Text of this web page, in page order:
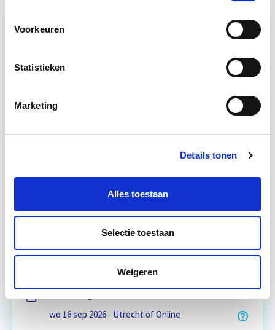
Voorkeuren
Statistieken
Marketing
Details tonen
Alles toestaan
Selectie toestaan
Weigeren
Vastgoedrecht & Bouwrecht
Leer hoe je problemen voorkomt én hoe je (helaas
14 lesdag(en)
Eerstvolgende startdatum
wo 16 sep 2026 - Utrecht of Online